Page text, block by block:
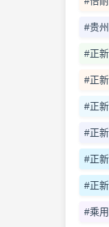
#贵
#正
#正
#正
#正
#正
#正
#乘